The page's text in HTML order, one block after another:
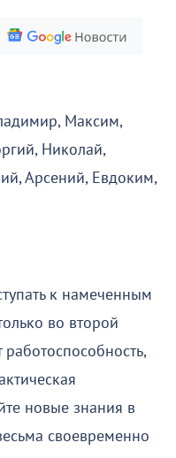
Максим,
Николай,
Арсений, Евдоким,
к намеченным
во второй
новые знания в
своевременно